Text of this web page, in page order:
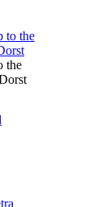
the